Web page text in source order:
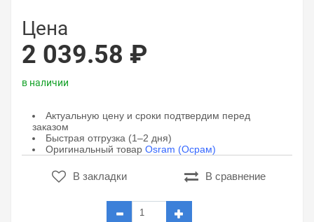
Цена
2 039.58 ₽
в наличии
Актуальную цену и сроки подтвердим перед
заказом
Быстрая отгрузка (1–2 дня)
Оригинальный товар Osram (Осрам)
В закладки В сравнение